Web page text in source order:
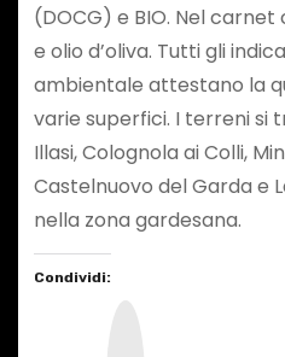
(DOCG) e BIO. Nel
e olio d’oliva. Tutti gli
ambientale attestano la
varie superfici. I terreni si
Illasi, Colognola ai Colli,
Castelnuovo del Garda e
nella zona gardesana.
Condividi: